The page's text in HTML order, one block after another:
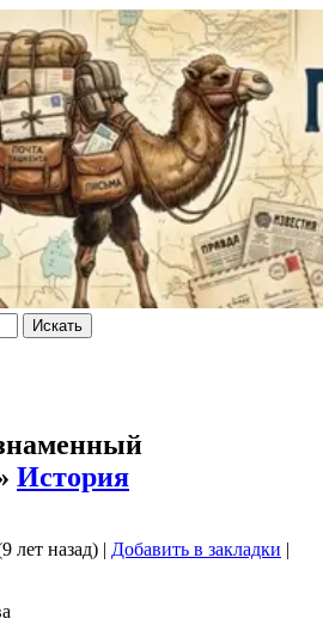
Искать
История
лет назад) | Добавить в закладки |